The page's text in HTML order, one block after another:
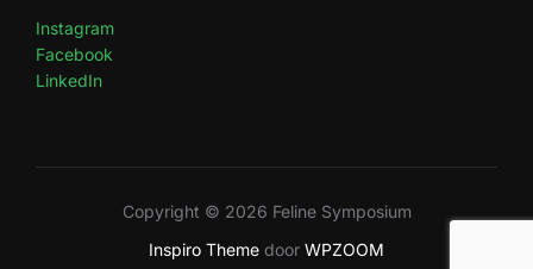
Instagram
Facebook
LinkedIn
Copyright © 2026 Feline Symposium
Inspiro Theme door WPZOOM